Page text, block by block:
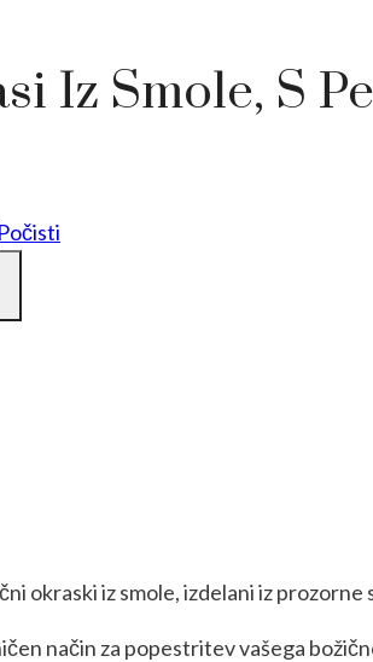
Iz Smole, S
Počisti
okraski iz smole, izdelani iz
način za popestritev vašega